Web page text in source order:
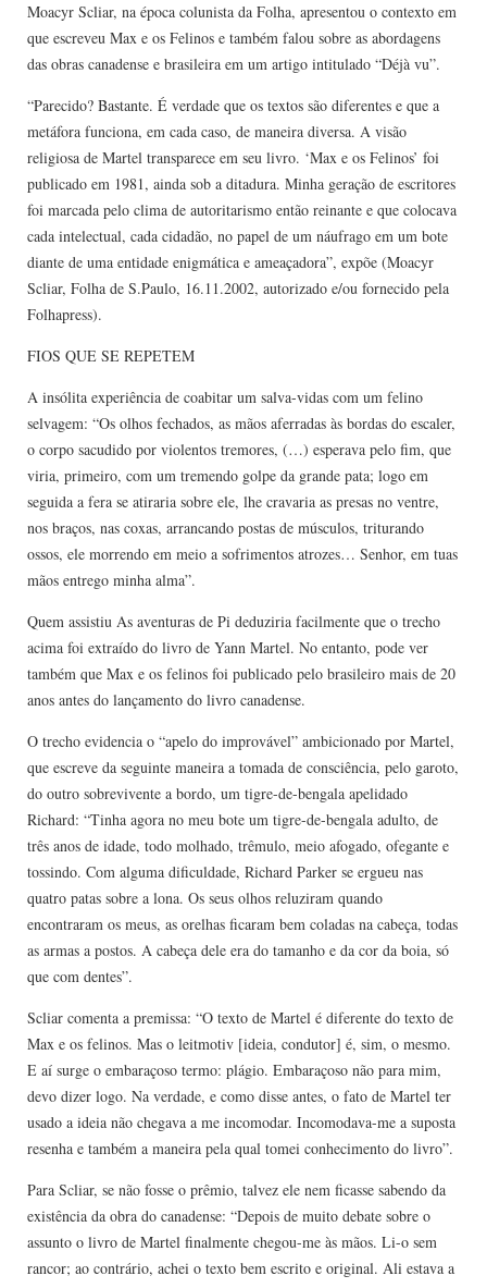
Moacyr Scliar, na época colunista da Folha, apresentou o contexto em
que escreveu Max e os Felinos e também falou sobre as abordagens
das obras canadense e brasileira em um artigo intitulado “Déjà vu”.
“Parecido? Bastante. É verdade que os textos são diferentes e que a
metáfora funciona, em cada caso, de maneira diversa. A visão
religiosa de Martel transparece em seu livro. ‘Max e os Felinos’ foi
publicado em 1981, ainda sob a ditadura. Minha geração de escritores
foi marcada pelo clima de autoritarismo então reinante e que colocava
cada intelectual, cada cidadão, no papel de um náufrago em um bote
diante de uma entidade enigmática e ameaçadora”, expõe (Moacyr
Scliar, Folha de S.Paulo, 16.11.2002, autorizado e/ou fornecido pela
Folhapress).
FIOS QUE SE REPETEM
A insólita experiência de coabitar um salva-vidas com um felino
selvagem: “Os olhos fechados, as mãos aferradas às bordas do escaler,
o corpo sacudido por violentos tremores, (…) esperava pelo fim, que
viria, primeiro, com um tremendo golpe da grande pata; logo em
seguida a fera se atiraria sobre ele, lhe cravaria as presas no ventre,
nos braços, nas coxas, arrancando postas de músculos, triturando
ossos, ele morrendo em meio a sofrimentos atrozes… Senhor, em tuas
mãos entrego minha alma”.
Quem assistiu As aventuras de Pi deduziria facilmente que o trecho
acima foi extraído do livro de Yann Martel. No entanto, pode ver
também que Max e os felinos foi publicado pelo brasileiro mais de 20
anos antes do lançamento do livro canadense.
O trecho evidencia o “apelo do improvável” ambicionado por Martel,
que escreve da seguinte maneira a tomada de consciência, pelo garoto,
do outro sobrevivente a bordo, um tigre-de-bengala apelidado
Richard: “Tinha agora no meu bote um tigre-de-bengala adulto, de
três anos de idade, todo molhado, trêmulo, meio afogado, ofegante e
tossindo. Com alguma dificuldade, Richard Parker se ergueu nas
quatro patas sobre a lona. Os seus olhos reluziram quando
encontraram os meus, as orelhas ficaram bem coladas na cabeça, todas
as armas a postos. A cabeça dele era do tamanho e da cor da boia, só
que com dentes”.
Scliar comenta a premissa: “O texto de Martel é diferente do texto de
Max e os felinos. Mas o leitmotiv [ideia, condutor] é, sim, o mesmo.
E aí surge o embaraçoso termo: plágio. Embaraçoso não para mim,
devo dizer logo. Na verdade, e como disse antes, o fato de Martel ter
usado a ideia não chegava a me incomodar. Incomodava-me a suposta
resenha e também a maneira pela qual tomei conhecimento do livro”.
Para Scliar, se não fosse o prêmio, talvez ele nem ficasse sabendo da
existência da obra do canadense: “Depois de muito debate sobre o
assunto o livro de Martel finalmente chegou-me às mãos. Li-o sem
rancor; ao contrário, achei o texto bem escrito e original. Ali estava a